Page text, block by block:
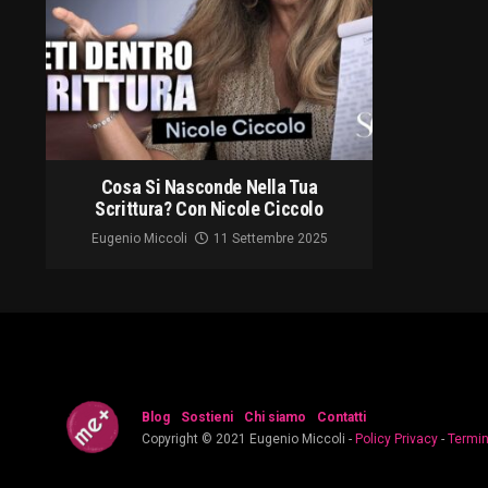
Cosa Si Nasconde Nella Tua
Scrittura? Con Nicole Ciccolo
Eugenio Miccoli 11 Settembre 2025
Blog Sostieni Chi siamo
Contatti
Copyright © 2021 Eugenio Miccoli - Policy Privacy -